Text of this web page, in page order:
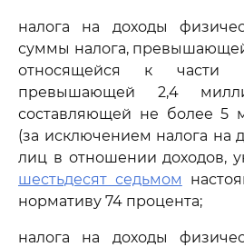
налога на доходы
суммы налога,
относящейся к части
превышающей 2,4
составляющей не более 5
(за исключением налога на
лиц в отношении доходов,
шестьдесят седьмом
нормативу 74 процента;
налога на доходы